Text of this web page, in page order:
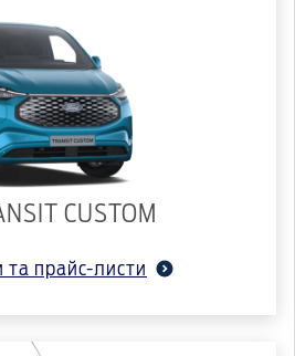
CUSTOM
прайс-листи